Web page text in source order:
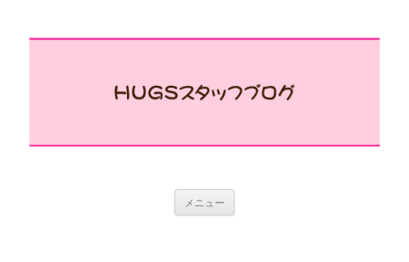
メニュー